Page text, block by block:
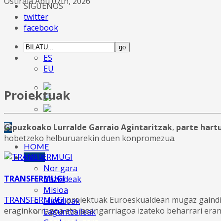
SÍGUENOS
twitter
facebook
ES
EU
HOME
GGLA
Nor gara
Bazkideak
Misioa
Funtzioak
Laguntzaileak
Proiektuak
Gipuzkoako Lurralde Garraio Agintaritzak, parte
hobetzeko helburuarekin duen konpromezua.
TRANSFERMUGI
TRANSFERMUGIproiektuak Euroeskualdean mugaz
eraginkorragoa eta jasangarriagoa izateko beharrari